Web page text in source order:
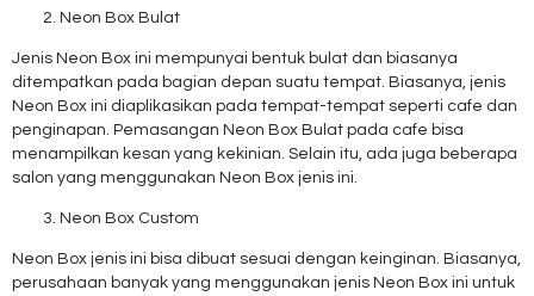
Neon Box Bulat
Jenis Neon Box ini mempunyai bentuk bulat dan biasanya
ditempatkan pada bagian depan suatu tempat. Biasanya, jenis
Neon Box ini diaplikasikan pada tempat-tempat seperti cafe dan
penginapan. Pemasangan Neon Box Bulat pada cafe bisa
menampilkan kesan yang kekinian. Selain itu, ada juga beberapa
salon yang menggunakan Neon Box jenis ini.
Neon Box Custom
Neon Box jenis ini bisa dibuat sesuai dengan keinginan. Biasanya,
perusahaan banyak yang menggunakan jenis Neon Box ini untuk